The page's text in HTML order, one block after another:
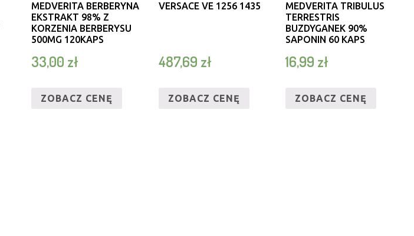
MEDVERITA BERBERYNA
EKSTRAKT 98% Z
KORZENIA BERBERYSU
500MG 120KAPS
33,00 zł
ZOBACZ CENĘ
VERSACE VE 1256 1435
487,69 zł
ZOBACZ CENĘ
MEDVERITA TRIBULUS
TERRESTRIS
BUZDYGANEK 90%
SAPONIN 60 KAPS
16,99 zł
ZOBACZ CENĘ